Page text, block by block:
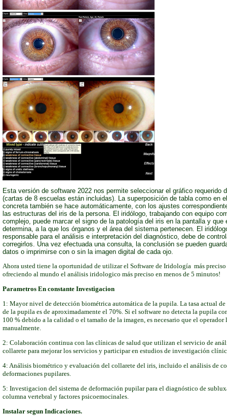
Esta versión de software 2022 nos permite seleccionar el gráfico requerido
(cartas de 8 escuelas están incluidas). La superposición de tabla como en
concreta también se hace automáticamente, con los ajustes
las estructuras del iris de la persona. El iridólogo, trabajando con equipo
complejo, puede marcar el signo de la patología del iris en la pantalla y que
determina, a la que los órganos y el área del sistema pertenecen. El
responsable para el análisis e interpretación del diagnóstico, debe de
corregirlos. Una vez efectuada una consulta, la conclusión se pueden
datos o imprimirse con o sin la imagen digital de cada ojo.
Ahora usted tiene la oportunidad de utilizar el Software de Iridología más
ofreciendo al mundo el análisis iridologico más preciso en menos de 5 minutos!
Parametros En constante Investigacion
1: Mayor nivel de detección biométrica automática de la pupila. La tasa actual
de la pupila es de aproximadamente el 70%. Si el software no detecta la pupila
100 % debido a la calidad o el tamaño de la imagen, es necesario que el operador
manualmente.
2: Colaboración continua con las clínicas de salud que utilizan el servicio de
collarete para mejorar los servicios y participar en estudios de investigación
4: Análisis biométrico y evaluación del collarete del iris, incluido el análisis de
deformaciones pupilares.
5: Investigacion del sistema de deformación pupilar para el diagnóstico de
columna vertebral y factores psicoemocinales.
Instalar segun Indicaciones.